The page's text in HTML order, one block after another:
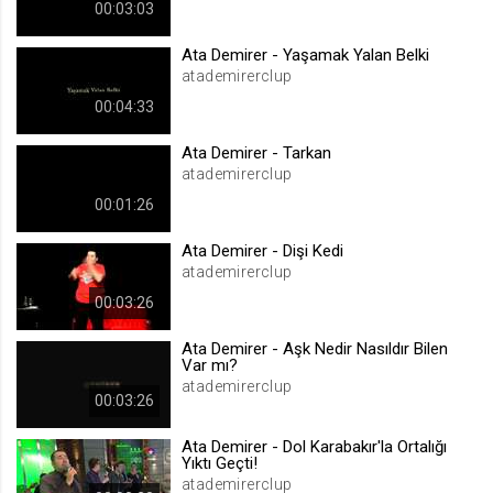
Site içeriği önerme
1 yıl
voteLike*
.web.tv
1 ay
.web.tv
beğenmeme
00:03:03
00:04:33
Ata Demirer - Yaşamak Yalan Belki
atademirerclup
00:01:26
Ata Demirer - Tarkan
atademirerclup
00:03:26
Ata Demirer - Dişi Kedi
atademirerclup
00:03:26
Ata Demirer - Aşk Nedir Nasıldır Bilen
Var mı?
atademirerclup
Ata Demirer - Dol Karabakır'la Ortalığı
Yıktı Geçti!
atademirerclup